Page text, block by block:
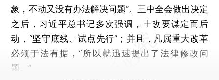
象，不动又没有办法解决问题”。三中全会做出决定
之后，习近平总书记多次强调，土改要谋定而后
动，“坚守底线、试点先行”；并且，凡属重大改革
必须于法有据，“所以就迅速提出了法律修改问
题。”